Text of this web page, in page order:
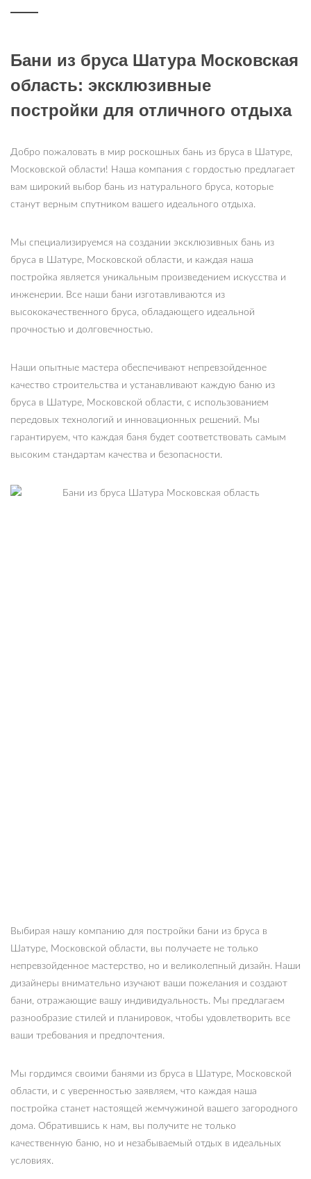
Бани из бруса Шатура Московская
область: эксклюзивные
постройки для отличного отдыха
Добро пожаловать в мир роскошных бань из бруса в Шатуре,
Московской области! Наша компания с гордостью предлагает
вам широкий выбор бань из натурального бруса, которые
станут верным спутником вашего идеального отдыха.
Мы специализируемся на создании эксклюзивных бань из
бруса в Шатуре, Московской области, и каждая наша
постройка является уникальным произведением искусства и
инженерии. Все наши бани изготавливаются из
высококачественного бруса, обладающего идеальной
прочностью и долговечностью.
Наши опытные мастера обеспечивают непревзойденное
качество строительства и устанавливают каждую баню из
бруса в Шатуре, Московской области, с использованием
передовых технологий и инновационных решений. Мы
гарантируем, что каждая баня будет соответствовать самым
высоким стандартам качества и безопасности.
Выбирая нашу компанию для постройки бани из бруса в
Шатуре, Московской области, вы получаете не только
непревзойденное мастерство, но и великолепный дизайн. Наши
дизайнеры внимательно изучают ваши пожелания и создают
бани, отражающие вашу индивидуальность. Мы предлагаем
разнообразие стилей и планировок, чтобы удовлетворить все
ваши требования и предпочтения.
Мы гордимся своими банями из бруса в Шатуре, Московской
области, и с уверенностью заявляем, что каждая наша
постройка станет настоящей жемчужиной вашего загородного
дома. Обратившись к нам, вы получите не только
качественную баню, но и незабываемый отдых в идеальных
условиях.